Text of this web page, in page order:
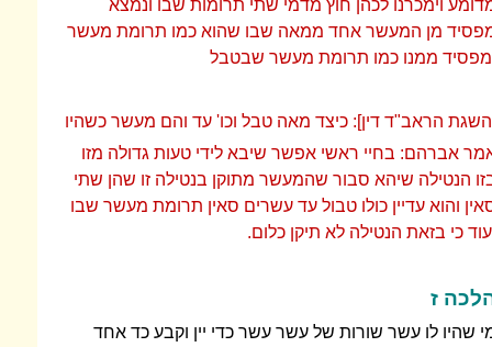
וימכרנו לכהן חוץ מדמי שתי תרומות שבו ונמצא
מן המעשר אחד ממאה שבו שהוא כמו תרומת מעשר
ממנו כמו תרומת מעשר שבטבל
הראב"ד דין]: כיצד מאה טבל וכו' עד והם מעשר כשהיו
אברהם: בחיי ראשי אפשר שיבא לידי טעות גדולה מזו
הנטילה שיהא סבור שהמעשר מתוקן בנטילה זו שהן שתי
והוא עדיין כולו טבול עד עשרים סאין תרומת מעשר שבו
כי בזאת הנטילה לא תיקן כלום.
ז
שהיו לו עשר שורות של עשר עשר כדי יין וקבע כד אחד